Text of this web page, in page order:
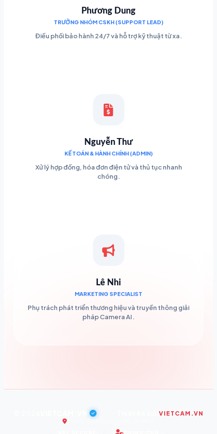
Phương Dung
TRƯỞNG NHÓM CSKH (SUPPORT LEAD)
Điều phối bảo hành 24/7 và hỗ trợ kỹ thuật từ xa.
Nguyễn Thư
KẾ TOÁN & HÀNH CHÍNH (ADMIN)
Xử lý hợp đồng, hóa đơn điện tử và thủ tục nhanh
chóng.
Lê Nhi
MARKETING SPECIALIST
Phụ trách phát triển thương hiệu và truyền thông giải
pháp Camera AI.
VIETCAM.VN
Trụ sở: Bình Dương, Hồ Chí Minh
CHÍNH CHỦ